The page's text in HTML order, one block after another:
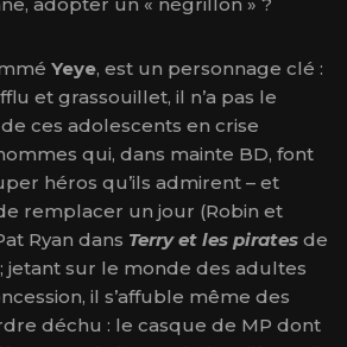
Yeye, est un personnage clé :
et grassouillet, il n’a pas le
ces adolescents en crise
qui, dans mainte BD, font
héros qu’ils admirent – et
remplacer un jour (Robin et
Ryan dans Terry et les pirates de
jetant sur le monde des adultes
il s’affuble même des
déchu : le casque de MP dont